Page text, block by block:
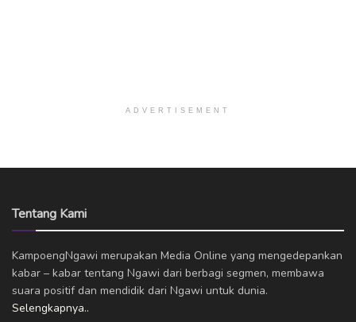
ADVERTISEMENT
Tentang Kami
KampoengNgawi merupakan Media Online yang mengedepankan
kabar – kabar tentang Ngawi dari berbagi segmen, membawa
suara positif dan mendidik dari Ngawi untuk dunia.
Selengkapnya..